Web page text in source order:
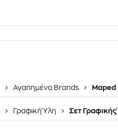
Αγαπημένα Brands Maped
Γραφική Ύλη Σετ Γραφικής